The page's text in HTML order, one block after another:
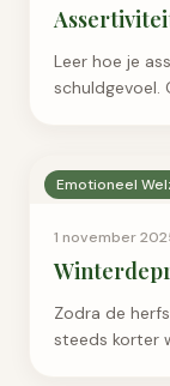
Leer hoe je
schuldgevoel.
Emotioneel
1 november
Zodra de
steeds korter